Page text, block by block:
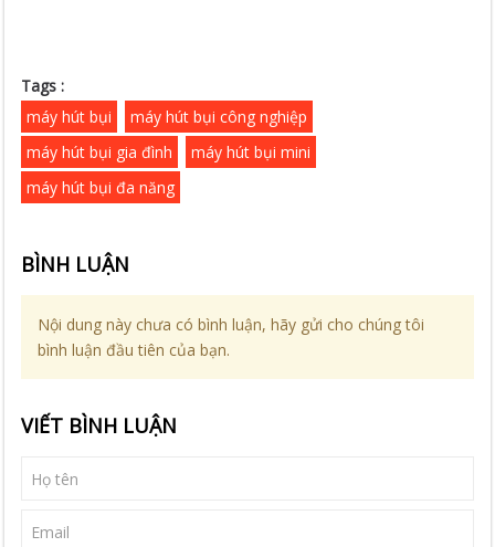
Tags :
máy hút bụi
máy hút bụi công nghiệp
máy hút bụi gia đình
máy hút bụi mini
máy hút bụi đa năng
BÌNH LUẬN
Nội dung này chưa có bình luận, hãy gửi cho chúng tôi
bình luận đầu tiên của bạn.
VIẾT BÌNH LUẬN